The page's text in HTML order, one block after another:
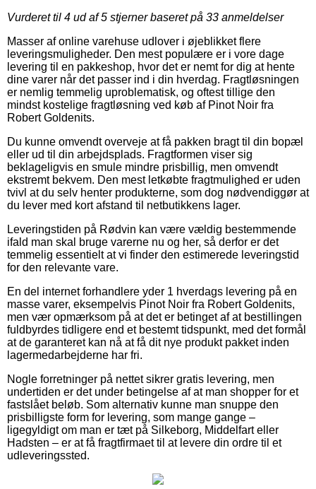
Vurderet til 4 ud af 5 stjerner baseret på 33 anmeldelser
Masser af online varehuse udlover i øjeblikket flere
leveringsmuligheder. Den mest populære er i vore dage
levering til en pakkeshop, hvor det er nemt for dig at hente
dine varer når det passer ind i din hverdag. Fragtløsningen
er nemlig temmelig uproblematisk, og oftest tillige den
mindst kostelige fragtløsning ved køb af Pinot Noir fra
Robert Goldenits.
Du kunne omvendt overveje at få pakken bragt til din bopæl
eller ud til din arbejdsplads. Fragtformen viser sig
beklageligvis en smule mindre prisbillig, men omvendt
ekstremt bekvem. Den mest letkøbte fragtmulighed er uden
tvivl at du selv henter produkterne, som dog nødvendiggør at
du lever med kort afstand til netbutikkens lager.
Leveringstiden på Rødvin kan være vældig bestemmende
ifald man skal bruge varerne nu og her, så derfor er det
temmelig essentielt at vi finder den estimerede leveringstid
for den relevante vare.
En del internet forhandlere yder 1 hverdags levering på en
masse varer, eksempelvis Pinot Noir fra Robert Goldenits,
men vær opmærksom på at det er betinget af at bestillingen
fuldbyrdes tidligere end et bestemt tidspunkt, med det formål
at de garanteret kan nå at få dit nye produkt pakket inden
lagermedarbejderne har fri.
Nogle forretninger på nettet sikrer gratis levering, men
undertiden er det under betingelse af at man shopper for et
fastslået beløb. Som alternativ kunne man snuppe den
prisbilligste form for levering, som mange gange –
ligegyldigt om man er tæt på Silkeborg, Middelfart eller
Hadsten – er at få fragtfirmaet til at levere din ordre til et
udleveringssted.